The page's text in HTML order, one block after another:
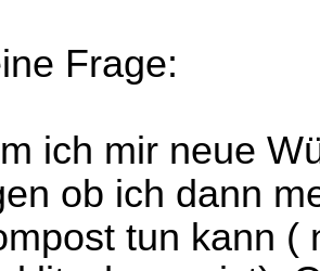
Frage:
ich mir neue
ob ich dann
tun kann (